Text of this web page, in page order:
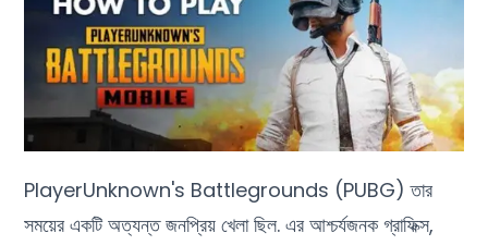
PlayerUnknown's Battlegrounds (PUBG) তার
সময়ের একটি অত্যন্ত জনপ্রিয় খেলা ছিল. এর আশ্চর্যজনক গ্রাফিক্স,